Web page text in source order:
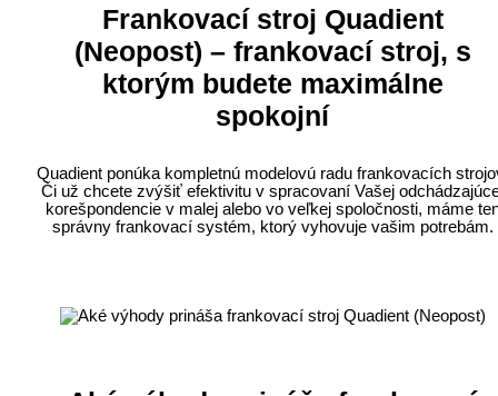
Frankovací stroj Quadient
(Neopost) – frankovací stroj, s
ktorým budete maximálne
spokojní
Quadient ponúka kompletnú modelovú radu frankovacích
Či už chcete zvýšiť efektivitu v spracovaní Vašej
korešpondencie v malej alebo vo veľkej spoločnosti, máme
správny frankovací systém, ktorý vyhovuje vašim potrebám.